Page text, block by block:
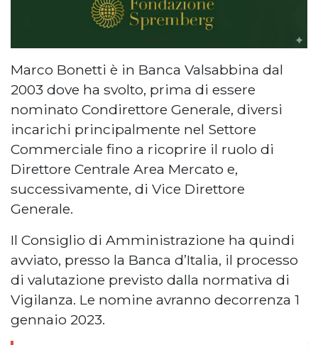
Marco Bonetti è in Banca Valsabbina dal
2003 dove ha svolto, prima di essere
nominato Condirettore Generale, diversi
incarichi principalmente nel Settore
Commerciale fino a ricoprire il ruolo di
Direttore Centrale Area Mercato e,
successivamente, di Vice Direttore
Generale.
Il Consiglio di Amministrazione ha quindi
avviato, presso la Banca d’Italia, il processo
di valutazione previsto dalla normativa di
Vigilanza. Le nomine avranno decorrenza 1
gennaio 2023.